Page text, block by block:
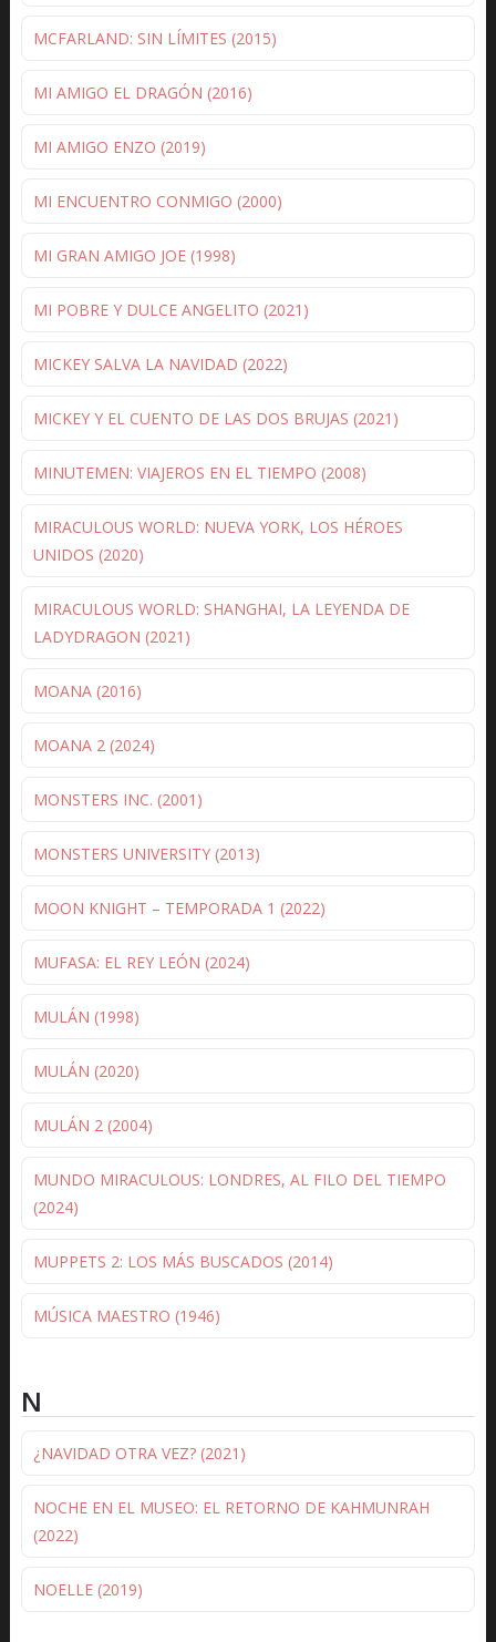
MCFARLAND: SIN LÍMITES (2015)
MI AMIGO EL DRAGÓN (2016)
MI AMIGO ENZO (2019)
MI ENCUENTRO CONMIGO (2000)
MI GRAN AMIGO JOE (1998)
MI POBRE Y DULCE ANGELITO (2021)
MICKEY SALVA LA NAVIDAD (2022)
MICKEY Y EL CUENTO DE LAS DOS BRUJAS (2021)
MINUTEMEN: VIAJEROS EN EL TIEMPO (2008)
MIRACULOUS WORLD: NUEVA YORK, LOS HÉROES
UNIDOS (2020)
MIRACULOUS WORLD: SHANGHAI, LA LEYENDA DE
LADYDRAGON (2021)
MOANA (2016)
MOANA 2 (2024)
MONSTERS INC. (2001)
MONSTERS UNIVERSITY (2013)
MOON KNIGHT – TEMPORADA 1 (2022)
MUFASA: EL REY LEÓN (2024)
MULÁN (1998)
MULÁN (2020)
MULÁN 2 (2004)
MUNDO MIRACULOUS: LONDRES, AL FILO DEL TIEMPO
(2024)
MUPPETS 2: LOS MÁS BUSCADOS (2014)
MÚSICA MAESTRO (1946)
N
¿NAVIDAD OTRA VEZ? (2021)
NOCHE EN EL MUSEO: EL RETORNO DE KAHMUNRAH
(2022)
NOELLE (2019)